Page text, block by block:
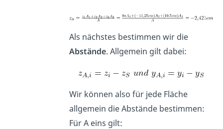
Als nächstes bestimmen wir die
Abstände. Allgemein gilt dabei:
Wir können also für jede Fläche
allgemein die Abstände bestimmen:
Für A eins gilt: